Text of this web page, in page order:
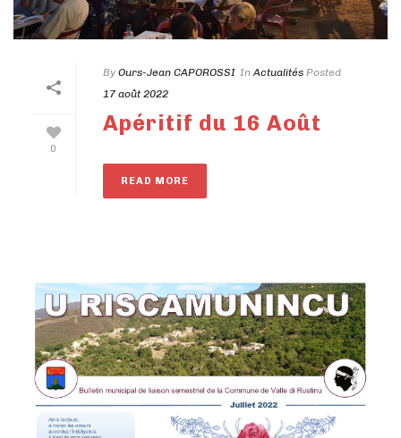
0
ByOurs-Jean CAPOROSSI InActualités Posted
17 août 2022
Apéritif du 16 Août
READ MORE